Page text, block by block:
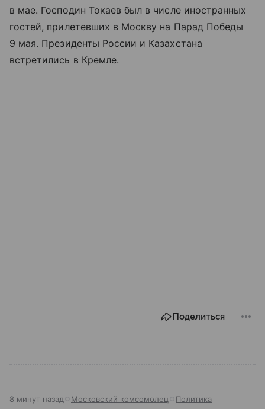
в мае. Господин Токаев был в числе иностранных
гостей, прилетевших в Москву на Парад Победы
9 мая. Президенты России и Казахстана
встретились в Кремле.
Поделиться
8 минут назад Московский комсомолец Политика